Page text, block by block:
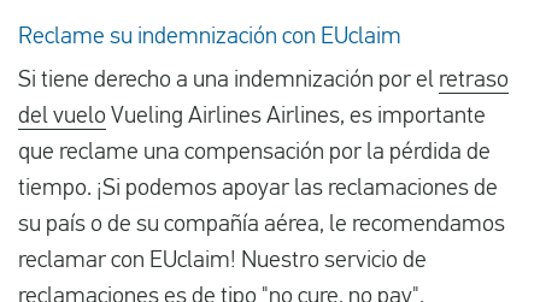
Reclame su indemnización con EUclaim
Si tiene derecho a una indemnización por el retraso
del vuelo Vueling Airlines Airlines, es importante
que reclame una compensación por la pérdida de
tiempo. ¡Si podemos apoyar las reclamaciones de
su país o de su compañía aérea, le recomendamos
reclamar con EUclaim! Nuestro servicio de